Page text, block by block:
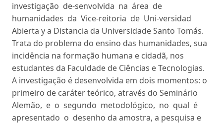
investigação de-senvolvida na área de
humanidades da Vice-reitoria de Uni-versidad
Abierta y a Distancia da Universidade Santo Tomás.
Trata do problema do ensino das humanidades, sua
incidência na formação humana e cidadã, nos
estudantes da Faculdade de Ciências e Tecnologias.
A investigação é desenvolvida em dois momentos: o
primeiro de caráter teórico, através do Seminário
Alemão, e o segundo metodológico, no qual é
apresentado o desenho da amostra, a pesquisa e